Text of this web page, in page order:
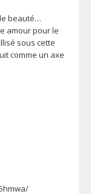
beauté…
amour pour le
sous cette
comme un axe